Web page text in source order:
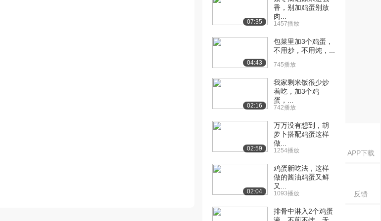
APP下载
反馈
07:35
香，别加鸡蛋别放
肉...
1457播放
04:43
包菜里加3个鸡蛋，
不用炒，不用炖，...
745播放
02:16
我家剩米饭很少炒
着吃，加3个鸡
蛋，...
742播放
02:59
万万没有想到，胡
萝卜搭配鸡蛋这样
做...
1254播放
02:04
鸡蛋新吃法，这样
做的酱油鸡蛋又鲜
又...
1093播放
排骨中淋入2个鸡蛋